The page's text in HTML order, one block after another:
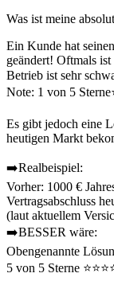
Was ist meine
Ein Kunde hat
geändert! Oftmals
Betrieb ist sehr
Note: 1 von 5
Es gibt jedoch eine
heutigen Markt
➡️Realbeispiel:
Vorher: 1000 €
Vertragsabschluss
(laut aktuellem
➡️BESSER wäre:
Obengenannte
5 von 5 Sterne